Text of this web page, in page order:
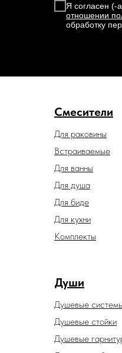
Я согласен (-
отношении
обработку
Смесители
Души
Душевые
Душевые
Встраиваемые
Для биде
Для ванны
Для душа
Для раковины
Для кухни
Душевые стойки
Комплекты